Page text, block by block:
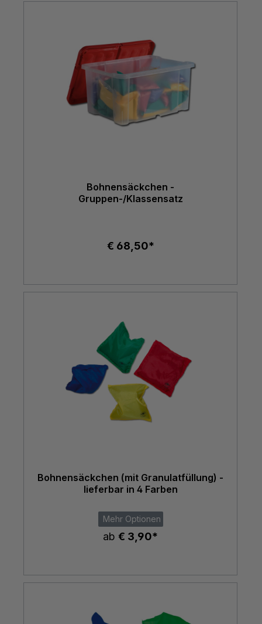
Bohnensäckchen -
Gruppen-/Klassensatz
€ 68,50*
Bohnensäckchen (mit Granulatfüllung) -
lieferbar in 4 Farben
Mehr Optionen
ab € 3,90*